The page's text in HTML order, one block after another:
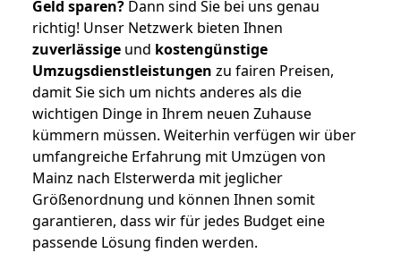
Geld sparen? Dann sind Sie bei uns genau
richtig! Unser Netzwerk bieten Ihnen
zuverlässige und kostengünstige
Umzugsdienstleistungen zu fairen Preisen,
damit Sie sich um nichts anderes als die
wichtigen Dinge in Ihrem neuen Zuhause
kümmern müssen. Weiterhin verfügen wir über
umfangreiche Erfahrung mit Umzügen von
Mainz nach Elsterwerda mit jeglicher
Größenordnung und können Ihnen somit
garantieren, dass wir für jedes Budget eine
passende Lösung finden werden.